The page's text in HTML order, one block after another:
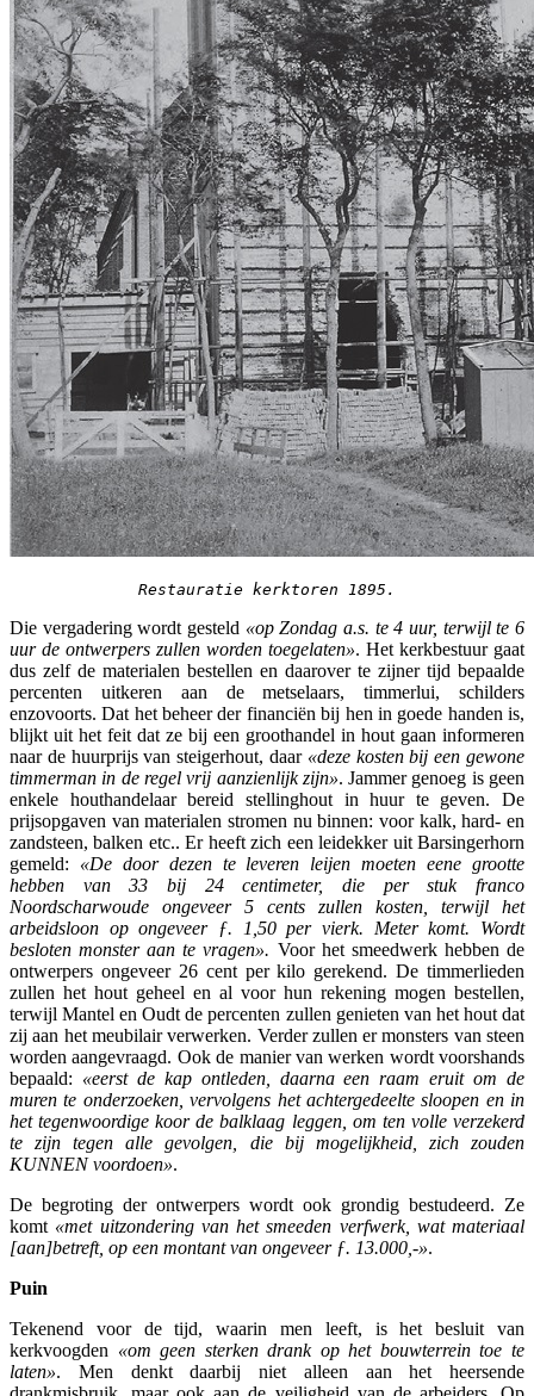
Restauratie kerktoren 1895.
Die vergadering wordt gesteld «op Zondag a.s. te 4 uur, terwijl te 6
uur de ontwerpers zullen worden toegelaten». Het kerkbestuur gaat
dus zelf de materialen bestellen en daarover te zijner tijd bepaalde
percenten uitkeren aan de metselaars, timmerlui, schilders
enzovoorts. Dat het beheer der financiën bij hen in goede handen is,
blijkt uit het feit dat ze bij een groothandel in hout gaan informeren
naar de huurprijs van steigerhout, daar «deze kosten bij een gewone
timmerman in de regel vrij aanzienlijk zijn». Jammer genoeg is geen
enkele houthandelaar bereid stellinghout in huur te geven. De
prijsopgaven van materialen stromen nu binnen: voor kalk, hard- en
zandsteen, balken etc.. Er heeft zich een leidekker uit Barsingerhorn
gemeld: «De door dezen te leveren leijen moeten eene grootte
hebben van 33 bij 24 centimeter, die per stuk franco
Noordscharwoude ongeveer 5 cents zullen kosten, terwijl het
arbeidsloon op ongeveer ƒ. 1,50 per vierk. Meter komt. Wordt
besloten monster aan te vragen». Voor het smeedwerk hebben de
ontwerpers ongeveer 26 cent per kilo gerekend. De timmerlieden
zullen het hout geheel en al voor hun rekening mogen bestellen,
terwijl Mantel en Oudt de percenten zullen genieten van het hout dat
zij aan het meubilair verwerken. Verder zullen er monsters van steen
worden aangevraagd. Ook de manier van werken wordt voorshands
bepaald: «eerst de kap ontleden, daarna een raam eruit om de
muren te onderzoeken, vervolgens het achtergedeelte sloopen en in
het tegenwoordige koor de balklaag leggen, om ten volle verzekerd
te zijn tegen alle gevolgen, die bij mogelijkheid, zich zouden
KUNNEN voordoen».
De begroting der ontwerpers wordt ook grondig bestudeerd. Ze
komt «met uitzondering van het smeeden verfwerk, wat materiaal
[aan]betreft, op een montant van ongeveer ƒ. 13.000,-».
Puin
Tekenend voor de tijd, waarin men leeft, is het besluit van
kerkvoogden «om geen sterken drank op het bouwterrein toe te
laten». Men denkt daarbij niet alleen aan het heersende